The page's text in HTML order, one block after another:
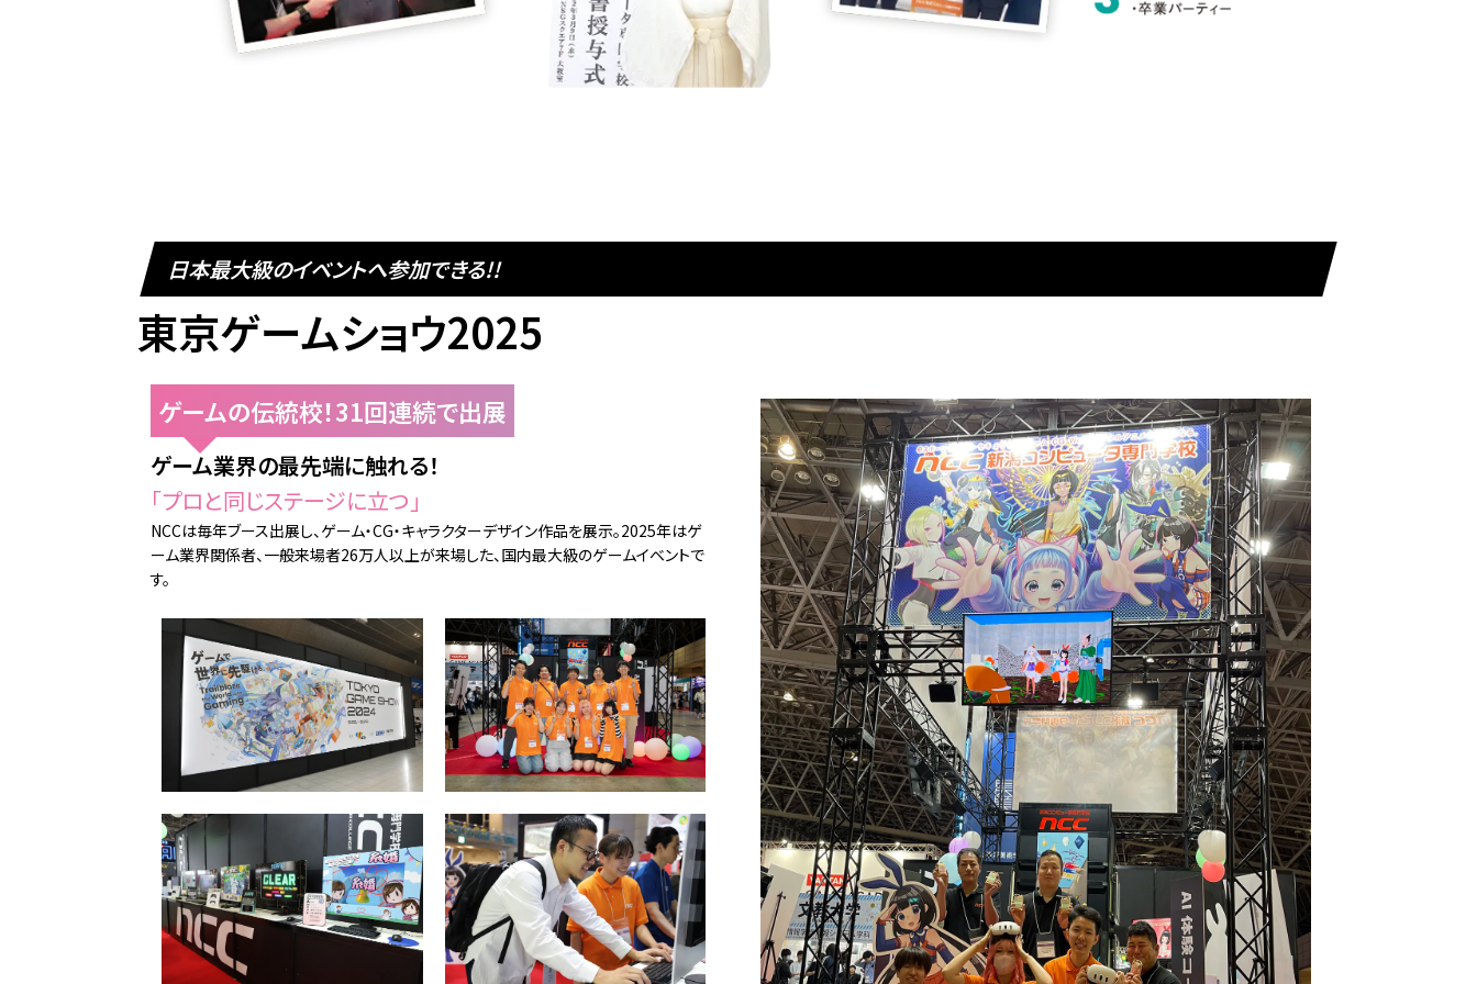
日本最大級のイベントへ参加できる!!
東京ゲームショウ2025
ゲームの伝統校！31回連続で出展
ゲーム業界の最先端に触れる！
「プロと同じステージに立つ」
NCCは毎年ブース出展し、ゲーム・CG・キャラクターデザイン作品を展示。2025年はゲ
ーム業界関係者、一般来場者26万人以上が来場した、国内最大級のゲームイベントで
す。